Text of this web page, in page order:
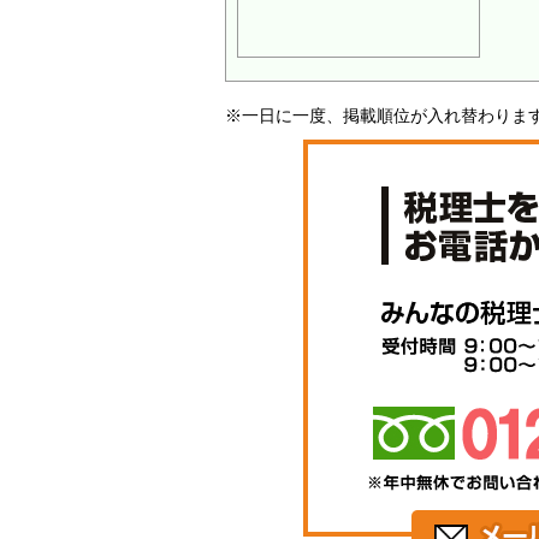
※一日に一度、掲載順位が入れ替わりま